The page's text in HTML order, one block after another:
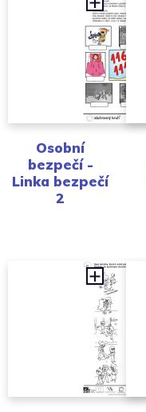
Osobní
bezpečí -
Linka bezpečí
2